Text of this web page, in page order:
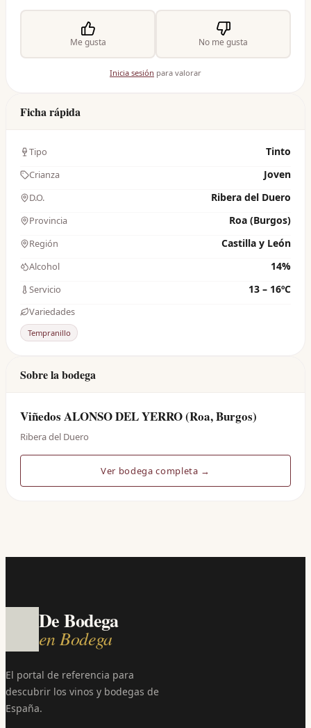
Me gusta No me gusta
Inicia sesión para valorar
Ficha rápida
Tipo Tinto
Crianza Joven
D.O. Ribera del Duero
Provincia Roa (Burgos)
Región Castilla y León
Alcohol 14%
Servicio 13 – 16ºC
Variedades
Tempranillo
Sobre la bodega
Viñedos ALONSO DEL YERRO (Roa, Burgos)
Ribera del Duero
Ver bodega completa →
De Bodega
en Bodega
El portal de referencia para
descubrir los vinos y bodegas de
España.